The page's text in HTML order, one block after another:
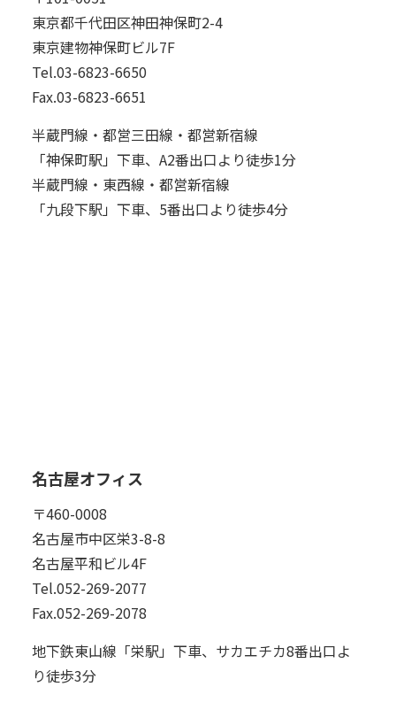
東京都千代田区神田神保町2-4
東京建物神保町ビル7F
Tel.03-6823-6650
Fax.03-6823-6651
半蔵門線・都営三田線・都営新宿線
「神保町駅」下車、A2番出口より徒歩1分
半蔵門線・東西線・都営新宿線
「九段下駅」下車、5番出口より徒歩4分
名古屋オフィス
〒460-0008
名古屋市中区栄3-8-8
名古屋平和ビル4F
Tel.052-269-2077
Fax.052-269-2078
地下鉄東山線「栄駅」下車、サカエチカ8番出口よ
り徒歩3分